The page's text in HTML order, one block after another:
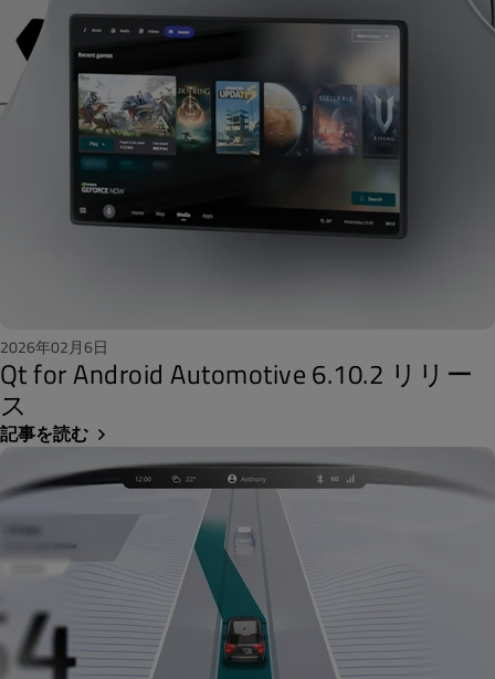
2026年02月6日
Qt for Android Automotive 6.10.2 リリー
ス
記事を読む